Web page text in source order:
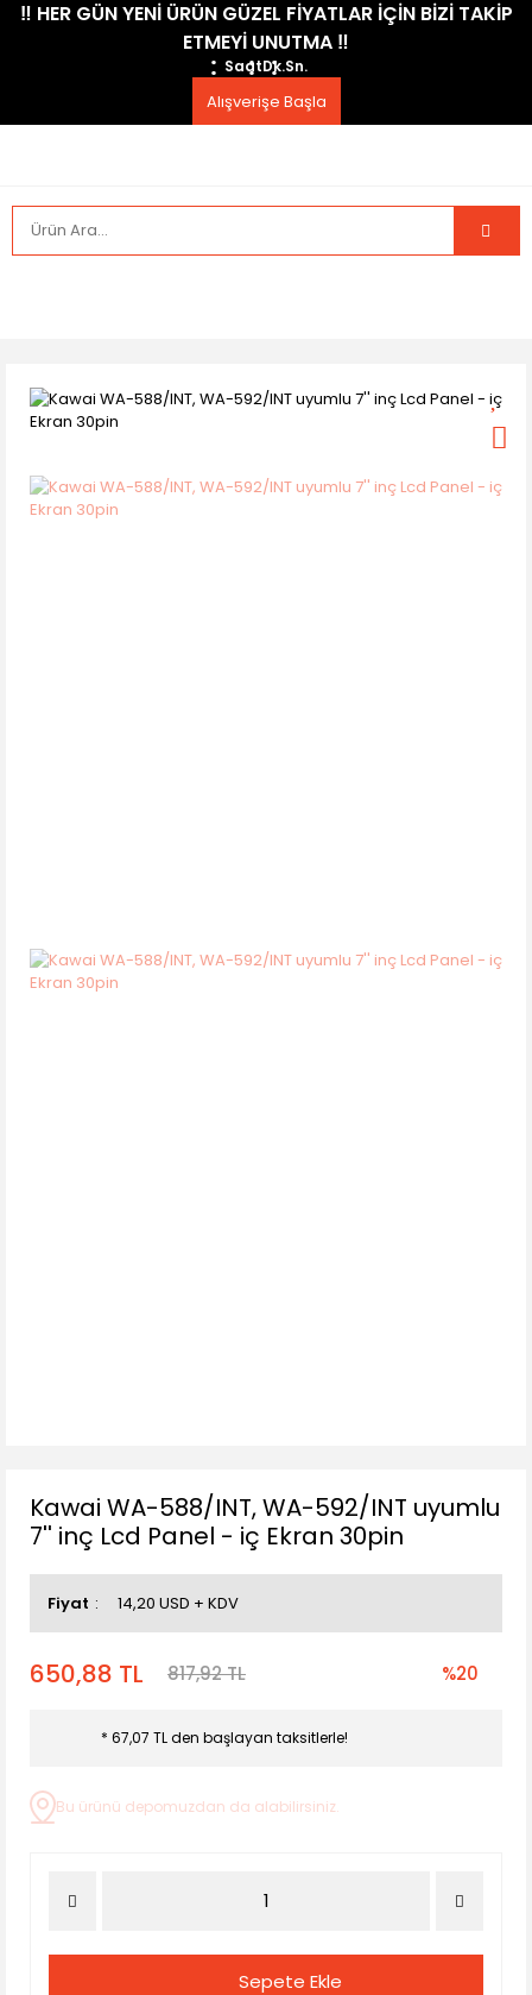
​‼️​ HER GÜN YENİ ÜRÜN GÜZEL FİYATLAR İÇİN BİZİ TAKİP
ETMEYİ UNUTMA ​‼️​
SaatDk.Sn.
Alışverişe Başla
Kawai WA-588/INT, WA-592/INT uyumlu
7'' inç Lcd Panel - iç Ekran 30pin
Fiyat 14,20 USD + KDV
650,88 TL 817,92 TL %20
* 67,07 TL den başlayan taksitlerle!
Bu ürünü depomuzdan da alabilirsiniz.
Sepete Ekle